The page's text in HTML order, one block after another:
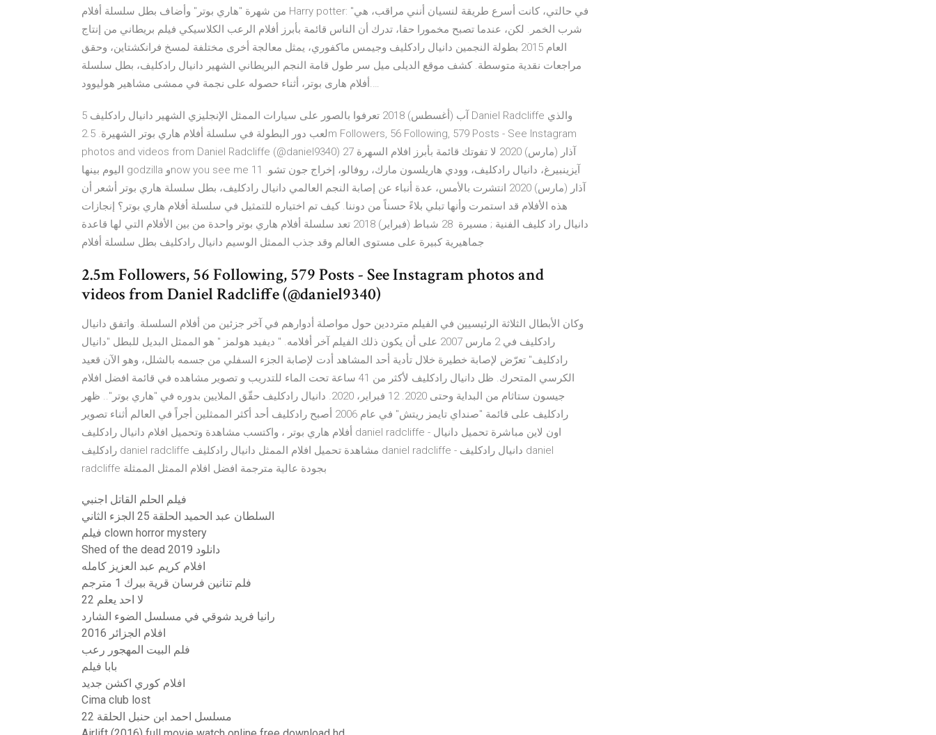
من شهرة "هاري بوتر" وأضاف بطل سلسلة أفلام Harry potter: "في حالتي، كانت أسرع طريقة لنسيان أنني مراقب، هي
شرب الخمر. لكن، عندما تصبح مخمورا حقا، تدرك أن الناس قائمة بأبرز أفلام الرعب الكلاسيكي فيلم بريطاني من إنتاج
العام 2015 بطولة النجمين دانيال رادكليف وجيمس ماكفوري، يمثل معالجة أخرى مختلفة لمسخ فرانكشتاين، وحقق
مراجعات نقدية متوسطة. كشف موقع الديلى ميل سر طول قامة النجم البريطاني الشهير دانيال رادكليف، بطل سلسلة
أفلام هارى بوتر، أثناء حصوله على نجمة في ممشى مشاهير هوليوود.…
5 آب (أغسطس) 2018 تعرفوا بالصور على سيارات الممثل الإنجليزي الشهير دانيال رادكليف Daniel Radcliffe والذي
لعب دور البطولة في سلسلة أفلام هاري بوتر الشهيرة. 2.5m Followers, 56 Following, 579 Posts - See Instagram
photos and videos from Daniel Radcliffe (@daniel9340) 27 آذار (مارس) 2020 لا تفوتك قائمة بأبرز افلام السهرة
اليوم بينها godzilla وnow you see me آيزينبيرغ، دانيال رادكليف، وودي هاريلسون مارك، روفالو، إخراج جون تشو. 11
آذار (مارس) 2020 انتشرت بالأمس، عدة أنباء عن إصابة النجم العالمي دانيال رادكليف، بطل سلسلة هاري بوتر أشعر أن
هذه الأفلام قد استمرت وأنها تبلي بلاءً حسناً من دوننا. كيف تم اختياره للتمثيل في سلسلة أفلام هاري بوتر؟ إنجازات
دانيال راد كليف الفنية ; مسيرة 28 شباط (فبراير) 2018 تعد سلسلة أفلام هاري بوتر واحدة من بين الأفلام التي لها قاعدة
2.5m Followers, 56 Following, 579 Posts - See Instagram photos and
videos from Daniel Radcliffe (@daniel9340)
وكان الأبطال الثلاثة الرئيسيين في الفيلم مترددين حول مواصلة أدوارهم في آخر جزئين من أفلام السلسلة. واتفق دانيال
رادكليف في 2 مارس 2007 على أن يكون ذلك الفيلم آخر أفلامه. " ديفيد هولمز " هو الممثل البديل للبطل "دانيال
رادكليف" تعرّض لإصابة خطيرة خلال تأدية أحد المشاهد أدت لإصابة الجزء السفلي من جسمه بالشلل، وهو الآن قعيد
الكرسي المتحرك. ظل دانيال رادكليف لأكثر من 41 ساعة تحت الماء للتدريب و تصوير مشاهده في قائمة افضل افلام
جيسون ستاثام من البداية وحتى 2020. 12 فبراير، 2020. دانيال رادكليف حقّق الملايين بدوره في "هاري بوتر".. ظهر
رادكليف على قائمة "صنداي تايمز ريتش" في عام 2006 أصبح رادكليف أحد أكثر الممثلين أجراً في العالم أثناء تصوير
أفلام هاري بوتر ، واكتسب مشاهدة وتحميل افلام دانيال رادكليف daniel radcliffe - اون لاين مباشرة تحميل دانيال
رادكليف daniel radcliffe مشاهدة تحميل افلام الممثل دانيال رادكليف daniel radcliffe - دانيال رادكليف daniel
radcliffe بجودة عالية مترجمة افضل افلام الممثل الممثلة
فيلم الحلم القاتل اجنبي
السلطان عبد الحميد الحلقة 25 الجزء الثاني
فيلم clown horror mystery
Shed of the dead 2019 دانلود
افلام كريم عبد العزيز كامله
فلم تنانين فرسان قرية بيرك 1 مترجم
لا احد يعلم 22
رانيا فريد شوقي في مسلسل الضوء الشارد
افلام الجزائر 2016
فلم البيت المهجور رعب
بابا فيلم
افلام كوري اكشن جديد
Cima club lost
مسلسل احمد ابن حنبل الحلقة 22